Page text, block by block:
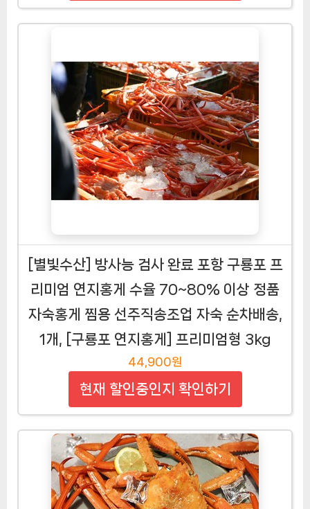
[별빛수산] 방사능 검사 완료 포항 구룡포 프
리미엄 연지홍게 수율 70~80% 이상 정품
자숙홍게 찜용 선주직송조업 자숙 순차배송,
1개, [구룡포 연지홍게] 프리미엄형 3kg
44,900원
현재 할인중인지 확인하기